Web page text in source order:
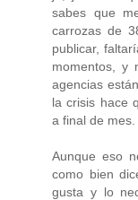
sabes que
carrozas de
publicar,
momentos, y
agencias
la crisis hace
a final de mes.
Aunque eso
como bien
gusta y lo